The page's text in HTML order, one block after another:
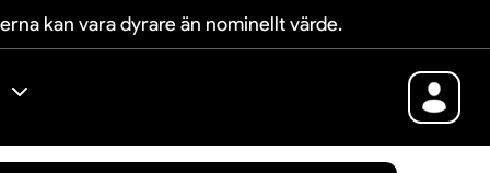
kan vara dyrare än nominellt värde.